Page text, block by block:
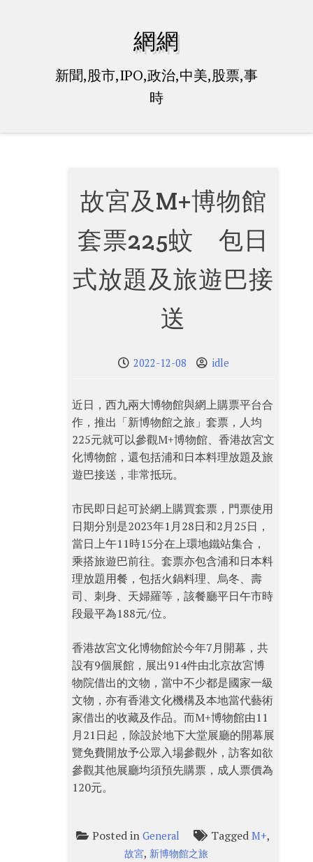
網網
新聞,股市,IPO,政治,中美,股票,事
時
故宮及M+博物館
套票225蚊 包日
式放題及旅遊巴接
送
2022-12-08 idle
近日，西九兩大博物館與網上購票平台合
作，推出「新博物館之旅」套票，人均
225元就可以參觀M+博物館、香港故宮文
化博物館，還包括浦和日本料理放題及旅
遊巴接送，非常抵玩。
市民即日起可於網上購買套票，門票使用
日期分別是2023年1月28日和2月25日，
當日上午11時15分在上環地鐵站集合，
乘搭旅遊巴前往。套票亦包含浦和日本料
理放題用餐，包括火鍋料理、烏冬、壽
司、刺身、天婦羅等，該餐廳平日午市時
段最平為188元/位。
香港故宮文化博物館於今年7月開幕，共
設有9個展館，展出914件由北京故宮博
物院借出的文物，當中不少都是國家一級
文物，亦有香港文化機構及本地當代藝術
家借出的收藏及作品。而M+博物館由11
月21日起，除設於地下大堂展廳的開幕展
覽免費開放予公眾入場參觀外，訪客如欲
參觀其他展廳均須預先購票，成人票價為
120元。
Posted inGeneral TaggedM+,
故宮,新博物館之旅